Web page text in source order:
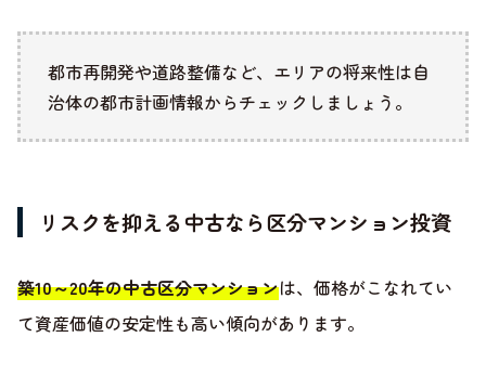
都市再開発や道路整備など、エリアの将来性は自
治体の都市計画情報からチェックしましょう。
リスクを抑える中古なら区分マンション投資
築10～20年の中古区分マンションは、価格がこなれてい
て資産価値の安定性も高い傾向があります。